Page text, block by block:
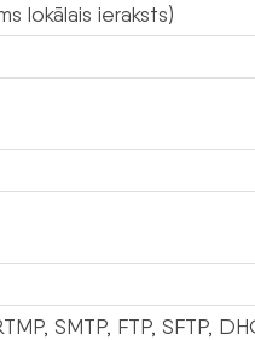
lokālais ieraksts)
SMTP, FTP, SFTP,